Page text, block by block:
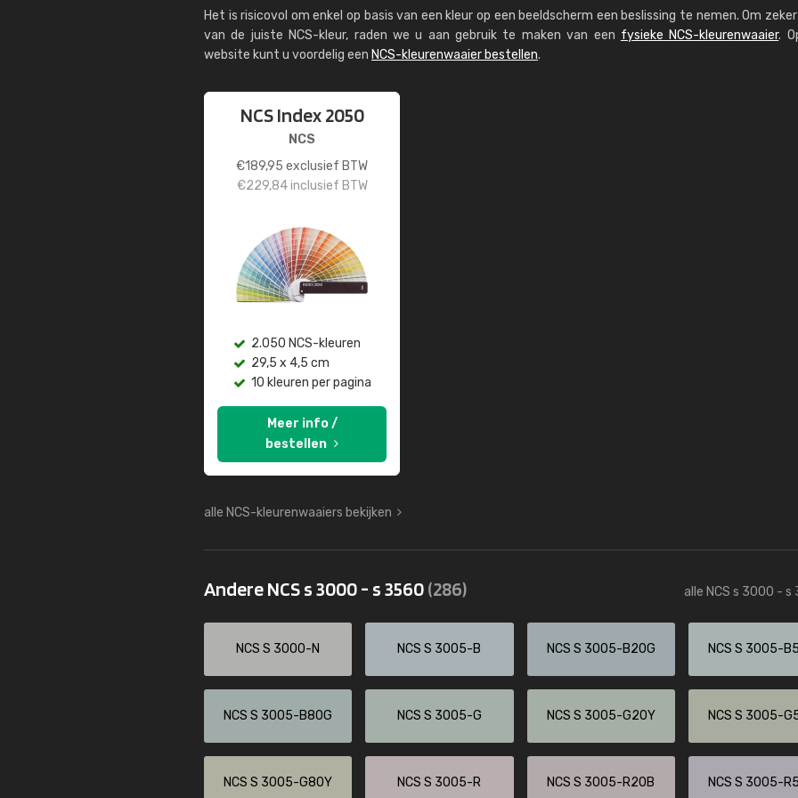
Het is risicovol om enkel op basis van een kleur op een beeldscherm een beslissing te nemen. Om
van de juiste NCS-kleur, raden we u aan gebruik te maken van een fysieke NCS-kleurenwaaier.
website kunt u voordelig een NCS-kleurenwaaier bestellen.
NCS Index 2050
NCS
€189,95 exclusief BTW
€229,84inclusief BTW
2.050 NCS-kleuren
29,5 x 4,5 cm
10 kleuren per pagina
Meer info /
bestellen
alle NCS-kleurenwaaiers bekijken
Andere NCS s 3000 - s 3560(286) alle NCS s 3000 - s
NCS S 3000-N NCS S 3005-B NCS S 3005-B20G NCS S 3005-
NCS S 3005-B80G NCS S 3005-G NCS S 3005-G20Y NCS S 3005-
NCS S 3005-G80Y NCS S 3005-R NCS S 3005-R20B NCS S 3005-